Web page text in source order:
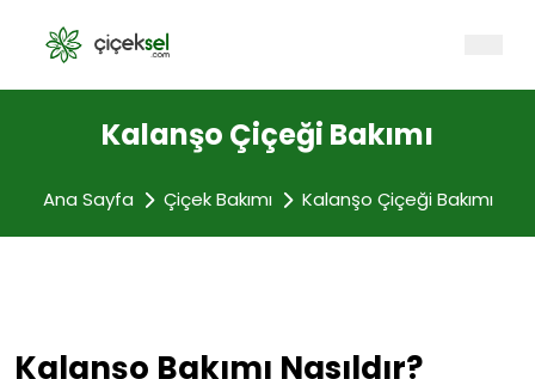
Kalanşo Çiçeği Bakımı
Ana Sayfa Çiçek Bakımı Kalanşo Çiçeği Bakımı
Kalanşo Bakımı Nasıldır?